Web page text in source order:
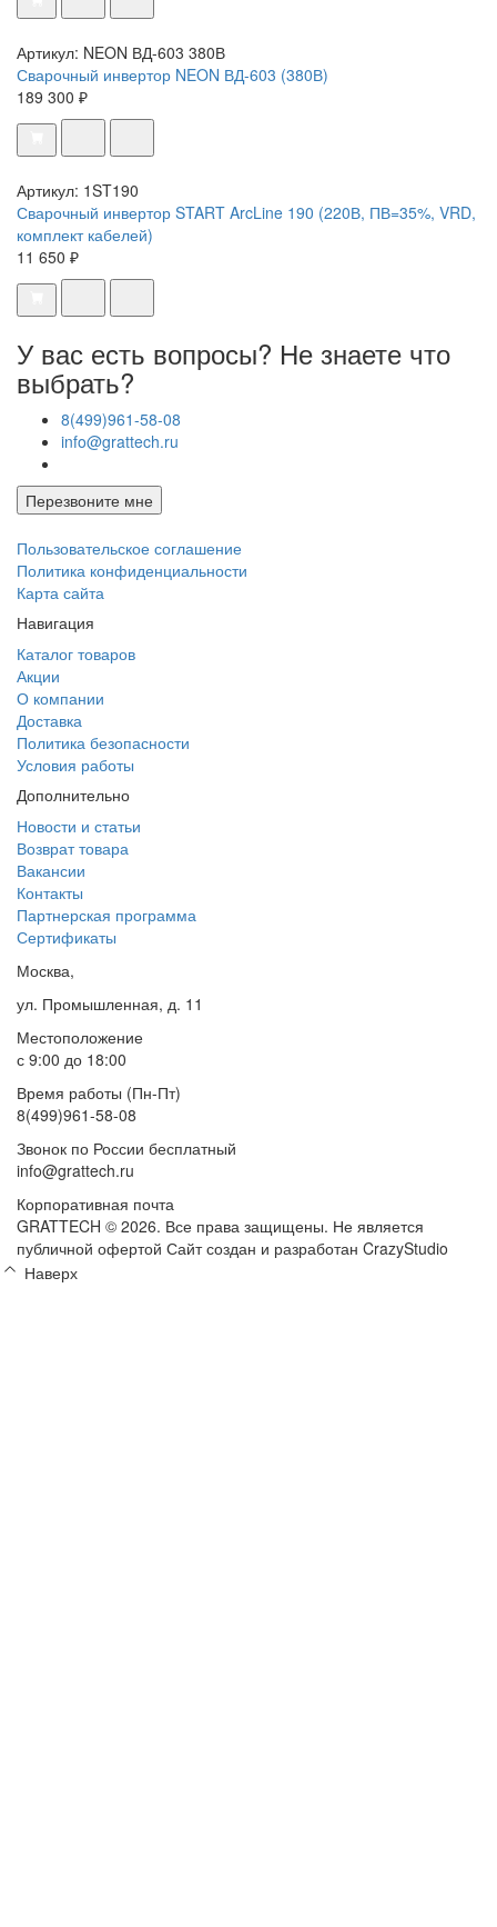
Артикул: NEON ВД-603 380В
Сварочный инвертор NEON ВД-603 (380В)
189 300 ₽
Артикул: 1ST190
Сварочный инвертор START ArcLine 190 (220В, ПВ=35%, VRD,
комплект кабелей)
11 650 ₽
У вас есть вопросы? Не знаете что
выбрать?
8(499)961-58-08
info@grattech.ru
Перезвоните мне
Пользовательское соглашение
Политика конфиденциальности
Карта сайта
Навигация
Каталог товаров
Акции
О компании
Доставка
Политика безопасности
Условия работы
Дополнительно
Новости и статьи
Возврат товара
Вакансии
Контакты
Партнерская программа
Сертификаты
Москва,
ул. Промышленная, д. 11
Местоположение
с 9:00 до 18:00
Время работы (Пн-Пт)
8(499)961-58-08
Звонок по России бесплатный
info@grattech.ru
Корпоративная почта
GRATTECH © 2026. Все права защищены. Не является
публичной офертой Сайт создан и разработан CrazyStudio
Наверх